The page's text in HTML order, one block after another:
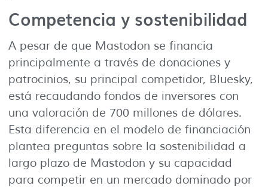
Competencia y sostenibilidad
A pesar de que Mastodon se financia
principalmente a través de donaciones y
patrocinios, su principal competidor, Bluesky,
está recaudando fondos de inversores con
una valoración de 700 millones de dólares.
Esta diferencia en el modelo de financiación
plantea preguntas sobre la sostenibilidad a
largo plazo de Mastodon y su capacidad
para competir en un mercado dominado por